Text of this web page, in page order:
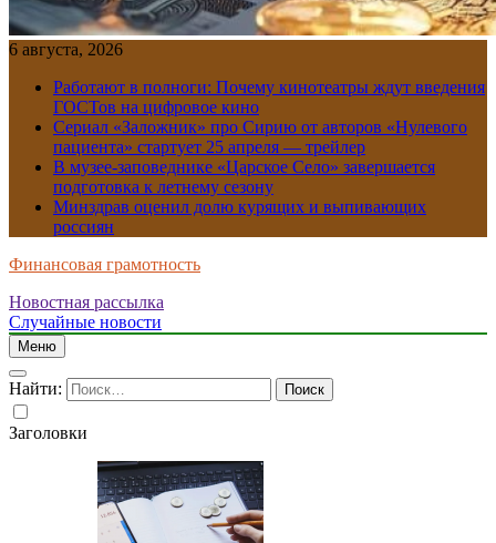
6 августа, 2026
Работают в полноги: Почему кинотеатры ждут введения
ГОСТов на цифровое кино
Сериал «Заложник» про Сирию от авторов «Нулевого
пациента» стартует 25 апреля — трейлер
В музее-заповеднике «Царское Село» завершается
подготовка к летнему сезону
Минздрав оценил долю курящих и выпивающих
россиян
Финансовая грамотность
Новостная рассылка
Случайные новости
Меню
Найти:
Заголовки